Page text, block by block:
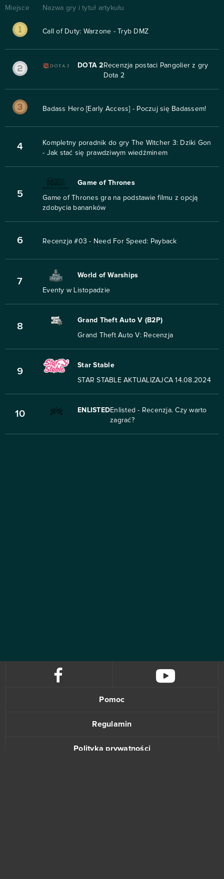
Miejsce Nazwa gry i tytuł artykułu
Call of Duty: Warzone - Tryb DMZ
DOTA 2 Recenzja postaci Pangolier z gry
Dota 2
Badass Hero [Early Access] - Poczuj się Badassem!
4
Kompletny poradnik do gry The Witcher 3: Dziki Gon
- Jak stać się prawdziwym wiedźminem
5
Game of Thrones
Game of Thrones gra na podstawie filmu z opcją
zdobycia bananków
6 Recenzja #03 - Need For Speed: Payback
7
World of Warships
Eventy w Listopadzie
8
Grand Theft Auto V (B2P)
Grand Theft Auto V: Recenzja
9
Star Stable
STAR STABLE AKTUALIZAJCA 14.08.2024
10 ENLISTEDEnlisted - Recenzja. Czy warto
zagrać?
Pomoc
Regulamin
Polityka prywatności